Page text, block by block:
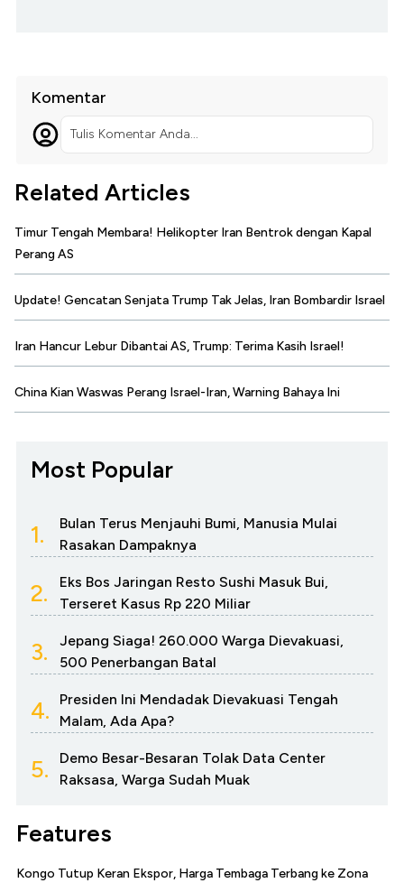
Komentar
Tulis Komentar Anda...
Related Articles
Timur Tengah Membara! Helikopter Iran Bentrok dengan Kapal
Perang AS
Update! Gencatan Senjata Trump Tak Jelas, Iran Bombardir Israel
Iran Hancur Lebur Dibantai AS, Trump: Terima Kasih Israel!
China Kian Waswas Perang Israel-Iran, Warning Bahaya Ini
Most Popular
1.
Bulan Terus Menjauhi Bumi, Manusia Mulai
Rasakan Dampaknya
2.
Eks Bos Jaringan Resto Sushi Masuk Bui,
Terseret Kasus Rp 220 Miliar
3.
Jepang Siaga! 260.000 Warga Dievakuasi,
500 Penerbangan Batal
4.
Presiden Ini Mendadak Dievakuasi Tengah
Malam, Ada Apa?
5.
Demo Besar-Besaran Tolak Data Center
Raksasa, Warga Sudah Muak
Features
Kongo Tutup Keran Ekspor, Harga Tembaga Terbang ke Zona